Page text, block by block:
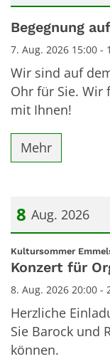
Datum: 7. August
Begegnung
7. Aug. 2026 15:00 -
Wir sind auf
Ohr für Sie. Wir
mit Ihnen!
Mehr
8 Aug. 2026
Datum: 8.
Kultursommer
Konzert für
8. Aug. 2026 20:00 -
Herzliche
Sie Barock und
können.